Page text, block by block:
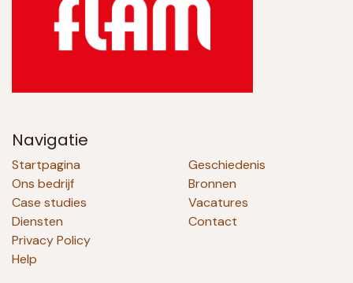
Navigatie
Startpagina
Ons bedrijf
Case studies
Diensten
Privacy Policy
Help
Geschiedenis
Bronnen
Vacatures
Contact